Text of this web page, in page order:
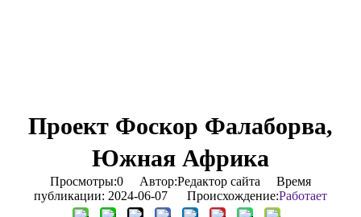
Проект Фоскор Фалаборва,
Южная Африка
Просмотры:0 Автор:Pедактор сайта Время
публикации: 2024-06-07 Происхождение:Работает